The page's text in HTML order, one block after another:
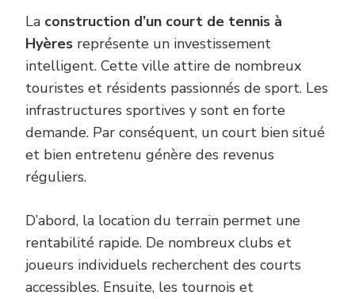
La construction d’un court de tennis à
Hyères représente un investissement
intelligent. Cette ville attire de nombreux
touristes et résidents passionnés de sport. Les
infrastructures sportives y sont en forte
demande. Par conséquent, un court bien situé
et bien entretenu génère des revenus
réguliers.
D’abord, la location du terrain permet une
rentabilité rapide. De nombreux clubs et
joueurs individuels recherchent des courts
accessibles. Ensuite, les tournois et